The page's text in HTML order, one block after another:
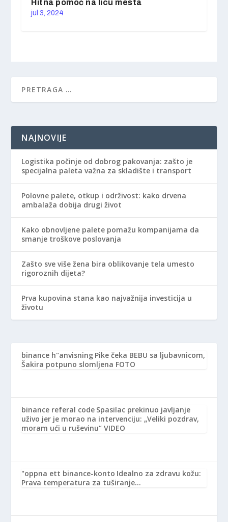
Hitna pomoć na licu mesta
jul 3, 2024
NAJNOVIJE
Logistika počinje od dobrog pakovanja: zašto je
specijalna paleta važna za skladište i transport
Polovne palete, otkup i održivost: kako drvena
ambalaža dobija drugi život
Kako obnovljene palete pomažu kompanijama da
smanje troškove poslovanja
Zašto sve više žena bira oblikovanje tela umesto
rigoroznih dijeta?
Prva kupovina stana kao najvažnija investicija u
životu
binance h"anvisning Pike čeka BEBU sa ljubavnicom,
Šakira potpuno slomljena FOTO
binance referal code Spasilac prekinuo javljanje
uživo jer je morao na intervenciju: „Veliki pozdrav,
moram ući u ruševinu“ VIDEO
"oppna ett binance-konto Idealno za zdravu kožu:
Prava temperatura za tuširanje…